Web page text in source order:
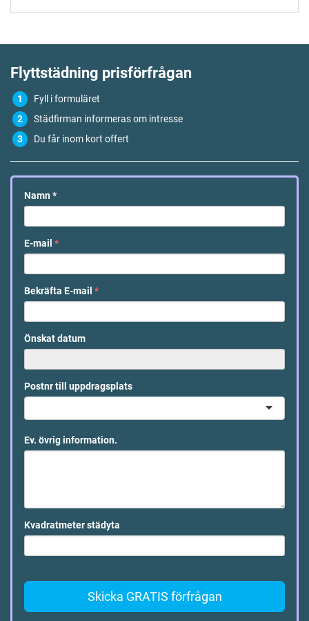
Flyttstädning prisförfrågan
Fyll i formuläret
Städfirman informeras om intresse
Du får inom kort offert
Namn *
E-mail *
Bekräfta E-mail *
Önskat datum
Postnr till uppdragsplats
Ev. övrig information.
Kvadratmeter städyta
Skicka GRATIS förfrågan